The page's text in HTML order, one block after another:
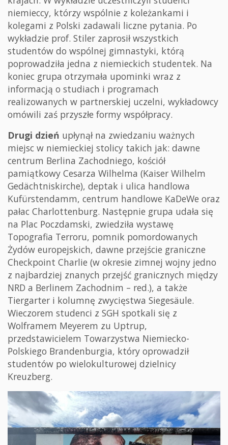
niemieccy, którzy wspólnie z koleżankami i
kolegami z Polski zadawali liczne pytania. Po
wykładzie prof. Stiler zaprosił wszystkich
studentów do wspólnej gimnastyki, którą
poprowadziła jedna z niemieckich studentek. Na
koniec grupa otrzymała upominki wraz z
informacją o studiach i programach
realizowanych w partnerskiej uczelni, wykładowcy
omówili zaś przyszłe formy współpracy.
Drugi dzień upłynął na zwiedzaniu ważnych
miejsc w niemieckiej stolicy takich jak: dawne
centrum Berlina Zachodniego, kościół
pamiątkowy Cesarza Wilhelma (Kaiser Wilhelm
Gedächtniskirche), deptak i ulica handlowa
Kufürstendamm, centrum handlowe KaDeWe oraz
pałac Charlottenburg. Następnie grupa udała się
na Plac Poczdamski, zwiedziła wystawę
Topografia Terroru, pomnik pomordowanych
Żydów europejskich, dawne przejście graniczne
Checkpoint Charlie (w okresie zimnej wojny jedno
z najbardziej znanych przejść granicznych między
NRD a Berlinem Zachodnim – red.), a także
Tiergarter i kolumnę zwycięstwa Siegesäule.
Wieczorem studenci z SGH spotkali się z
Wolframem Meyerem zu Uptrup,
przedstawicielem Towarzystwa Niemiecko-
Polskiego Brandenburgia, który oprowadził
studentów po wielokulturowej dzielnicy
Kreuzberg.